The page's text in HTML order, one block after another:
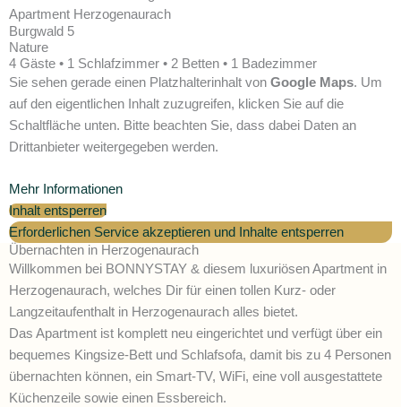
Apartment Herzogenaurach
Burgwald 5
Nature
4 Gäste • 1 Schlafzimmer • 2 Betten • 1 Badezimmer
Sie sehen gerade einen Platzhalterinhalt von Google Maps. Um
auf den eigentlichen Inhalt zuzugreifen, klicken Sie auf die
Schaltfläche unten. Bitte beachten Sie, dass dabei Daten an
Drittanbieter weitergegeben werden.
Mehr Informationen
Inhalt entsperren
Erforderlichen Service akzeptieren und Inhalte entsperren
Übernachten in Herzogenaurach
Willkommen bei BONNYSTAY & diesem luxuriösen Apartment in
Herzogenaurach, welches Dir für einen tollen Kurz- oder
Langzeitaufenthalt in Herzogenaurach alles bietet.
Das Apartment ist komplett neu eingerichtet und verfügt über ein
bequemes Kingsize-Bett und Schlafsofa, damit bis zu 4 Personen
übernachten können, ein Smart-TV, WiFi, eine voll ausgestattete
Küchenzeile sowie einen Essbereich.